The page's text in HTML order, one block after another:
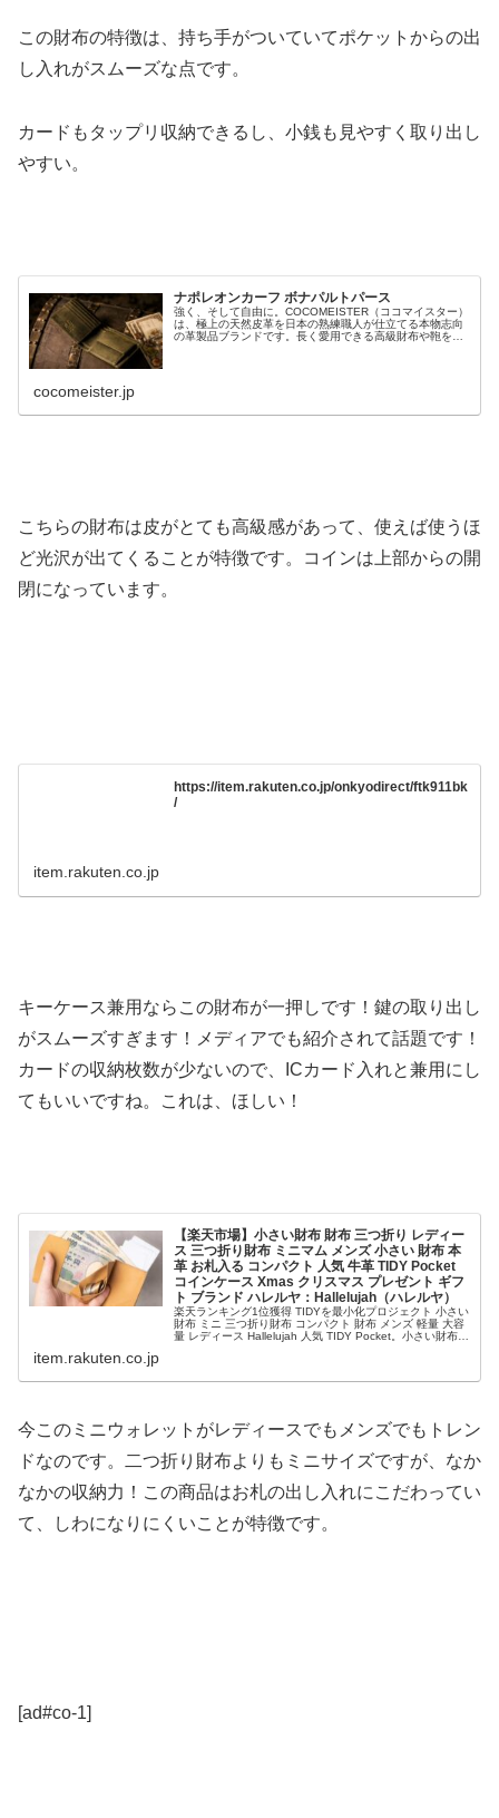
この財布の特徴は、持ち手がついていてポケットからの出
し入れがスムーズな点です。
カードもタップリ収納できるし、小銭も見やすく取り出し
やすい。
ナポレオンカーフ ボナパルトパース
強く、そして自由に。COCOMEISTER（ココマイスター）
は、極上の天然皮革を日本の熟練職人が仕立てる本物志向
の革製品ブランドです。長く愛用できる高級財布や鞄を多
cocomeister.jp
こちらの財布は皮がとても高級感があって、使えば使うほ
ど光沢が出てくることが特徴です。コインは上部からの開
閉になっています。
https://item.rakuten.co.jp/onkyodirect/ftk911bk
/
item.rakuten.co.jp
キーケース兼用ならこの財布が一押しです！鍵の取り出し
がスムーズすぎます！メディアでも紹介されて話題です！
カードの収納枚数が少ないので、ICカード入れと兼用にし
てもいいですね。これは、ほしい！
【楽天市場】小さい財布 財布 三つ折り レディー
ス 三つ折り財布 ミニマム メンズ 小さい 財布 本
革 お札入る コンパクト 人気 牛革 TIDY Pocket
コインケース Xmas クリスマス プレゼント ギフ
ト ブランド ハレルヤ：Hallelujah（ハレルヤ）
楽天ランキング1位獲得 TIDYを最小化プロジェクト 小さい
財布 ミニ 三つ折り財布 コンパクト 財布 メンズ 軽量 大容
量 レディース Hallelujah 人気 TIDY Pocket。小さい財布
item.rakuten.co.jp
今このミニウォレットがレディースでもメンズでもトレン
ドなのです。二つ折り財布よりもミニサイズですが、なか
なかの収納力！この商品はお札の出し入れにこだわってい
て、しわになりにくいことが特徴です。
[ad#co-1]